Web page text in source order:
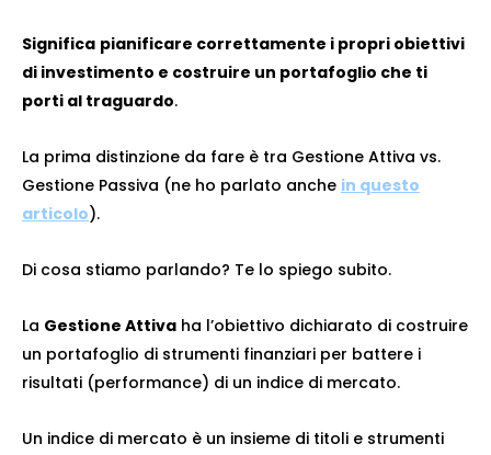
Significa pianificare correttamente i propri obiettivi
di investimento e costruire un portafoglio che ti
porti al traguardo.
La prima distinzione da fare è tra Gestione Attiva vs.
Gestione Passiva (ne ho parlato anche in questo
articolo).
Di cosa stiamo parlando? Te lo spiego subito.
La Gestione Attiva ha l’obiettivo dichiarato di costruire
un portafoglio di strumenti finanziari per battere i
risultati (performance) di un indice di mercato.
Un indice di mercato è un insieme di titoli e strumenti